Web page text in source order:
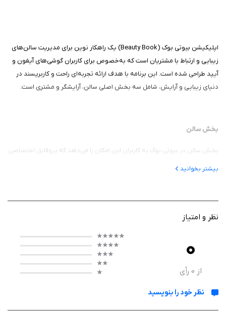
اپلیکیشن بیوتی بوک (Beauty Book) یک راهکار نوین برای مدیریت سالن‌های
زیبایی و ارتباط با مشتریان است که به‌خصوص برای کاربران گوشی‌های آیفون و
آیپد طراحی شده است. این برنامه با هدف ارائه تجربه‌ای راحت و کاربرپسند در
دنیای زیبایی و آرایش، شامل سه بخش اصلی سالن، آرایشگر و مشتری است.
بخش سالن
بخش سالن در بیوتی بوک به کاربران این امکان را می‌دهد که پروفایل اختصاصی
سالن‌ها می‌توانند به راحتی خدمات خود را به مشتریان ارائه دهند و نظرات آنها را
برای بهبود کیفیت خدمات دریافت کنند.
امکان مدیریت خدمات مختلف نیز در این بخش فراهم شده است که به سالن‌ها
کمک می‌کند تا خدمات خود را به‌طور مؤثرتری سازماندهی کنند.
بخش آرایشگر
بیشتر بخوانید
نظر و امتیاز
0
از 0 رأی
نظر خود را بنویسید